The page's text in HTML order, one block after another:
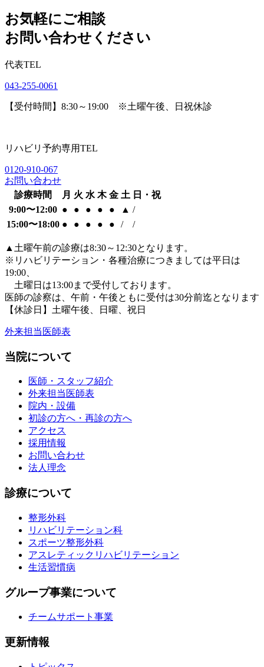
お気軽にご相談
お問い合わせください
代表TEL
043-255-0061
【受付時間】8:30～19:00 ※土曜午後、日祝休診
リハビリ予約専用TEL
0120-910-067
お問い合わせ
診療時間
月 火 水 木 金 土 日・祝
9:00〜12:00 ● ● ● ● ● ▲ /
15:00〜18:00 ● ● ● ● ● / /
▲ 土曜午前の診療は8:30～12:30となります。
※リハビリテーション・各種治療につきましては平日は
19:00、
土曜日は13:00まで受付しております。
医師の診察は、午前・午後ともに受付は30分前迄となります
【休診日】土曜午後、日曜、祝日
外来担当医師表
当院について
医師・スタッフ紹介
外来担当医師表
院内・設備
初診の方へ・再診の方へ
アクセス
採用情報
お問い合わせ
法人理念
診療について
整形外科
リハビリテーション科
スポーツ整形外科
アスレティックリハビリテーション
生活習慣病
グループ事業について
チームサポート事業
更新情報